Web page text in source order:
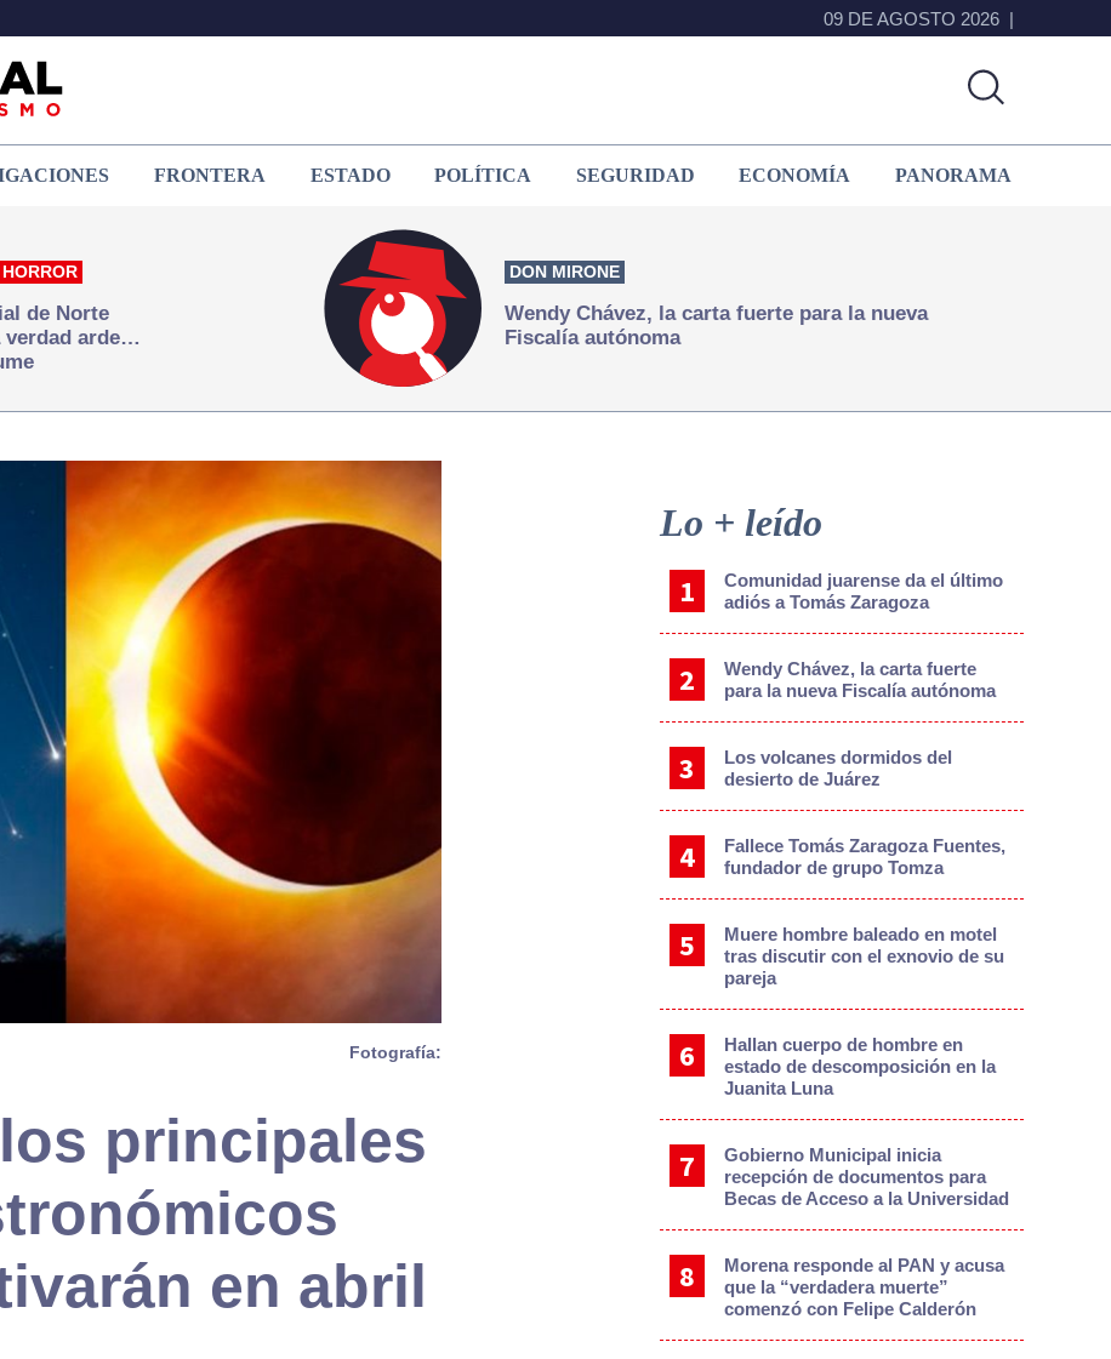
09 DE AGOSTO 2026
FRONTERA ESTADO POLÍTICA SEGURIDAD ECONOMÍA PANORAMA
de Norte
verdad arde…
DON MIRONE
Wendy Chávez, la carta fuerte para la nueva
Fiscalía autónoma
Fotografía:
principales
en abril
Sidebar
Lo + leído
Comunidad juarense da el último
adiós a Tomás Zaragoza
Wendy Chávez, la carta fuerte
para la nueva Fiscalía autónoma
Los volcanes dormidos del
desierto de Juárez
Fallece Tomás Zaragoza Fuentes,
fundador de grupo Tomza
Muere hombre baleado en motel
tras discutir con el exnovio de su
pareja
Hallan cuerpo de hombre en
estado de descomposición en la
Juanita Luna
Gobierno Municipal inicia
recepción de documentos para
Becas de Acceso a la Universidad
Morena responde al PAN y acusa
que la “verdadera muerte”
comenzó con Felipe Calderón